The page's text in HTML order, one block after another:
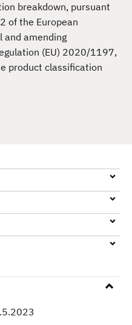
breakdown, pursuant
of the European
and amending
(EU) 2020/1197,
product classification